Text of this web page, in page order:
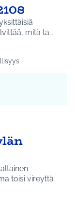
mitä ta…
Hyvinvointi ja
toisi vireyttä